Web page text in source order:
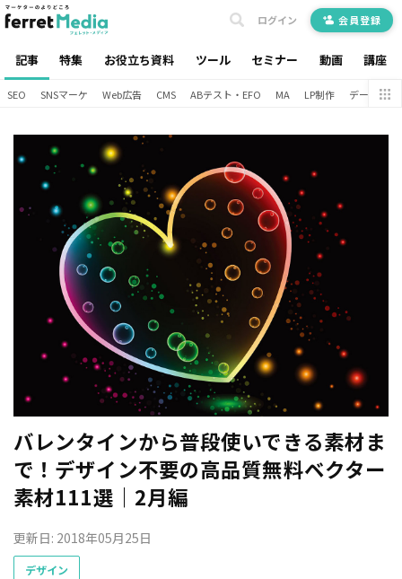
記事 特集 お役立ち資料 ツール セミナー 動画 講座
ログイン 会員登録
SEO SNSマーケ Web広告 CMS ABテスト・EFO MA LP制作 データ分析
バレンタインから普段使いできる素材ま
で！デザイン不要の高品質無料ベクター
素材111選｜2月編
更新日: 2018年05月25日
デザイン